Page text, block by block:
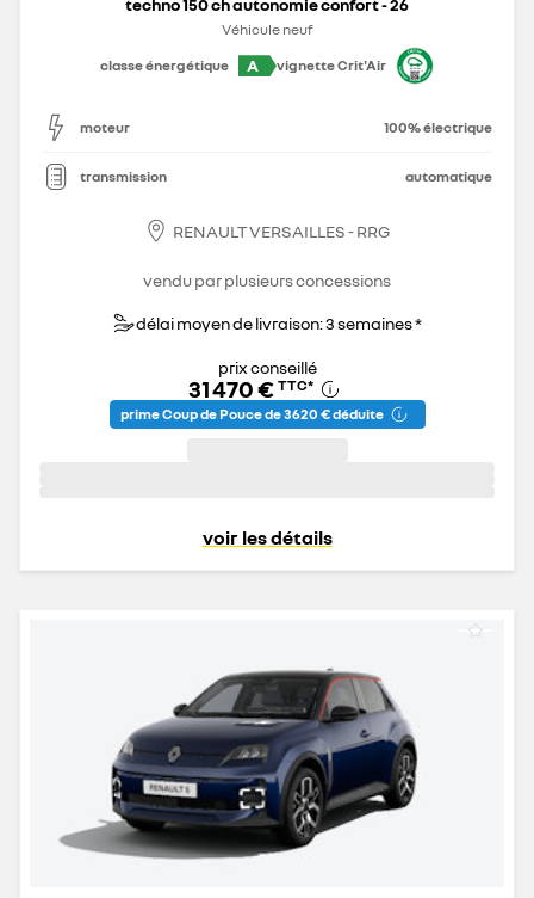
techno 150 ch autonomie confort - 26
Véhicule neuf
classe énergétique
A vignette Crit'Air
moteur 100% électrique
transmission automatique
RENAULT VERSAILLES - RRG
vendu par plusieurs concessions
délai moyen de livraison: 3 semaines *
prix conseillé
31 470 € TTC*
prime Coup de Pouce de 3 620 € déduite
voir les détails